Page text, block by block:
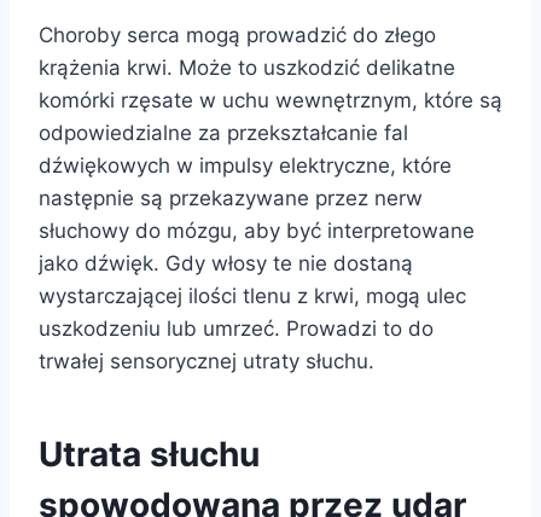
Choroby serca mogą prowadzić do złego
krążenia krwi. Może to uszkodzić delikatne
komórki rzęsate w uchu wewnętrznym, które są
odpowiedzialne za przekształcanie fal
dźwiękowych w impulsy elektryczne, które
następnie są przekazywane przez nerw
słuchowy do mózgu, aby być interpretowane
jako dźwięk. Gdy włosy te nie dostaną
wystarczającej ilości tlenu z krwi, mogą ulec
uszkodzeniu lub umrzeć. Prowadzi to do
trwałej sensorycznej utraty słuchu.
Utrata słuchu
spowodowana przez udar